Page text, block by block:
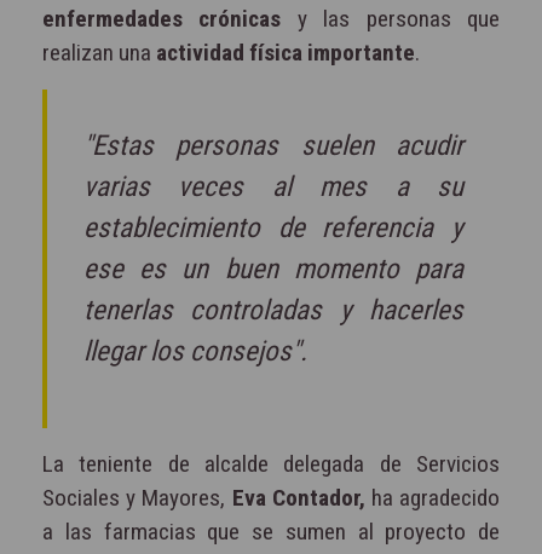
enfermedades crónicas y las personas que
realizan una actividad física importante.
"Estas personas suelen acudir
varias veces al mes a su
establecimiento de referencia y
ese es un buen momento para
tenerlas controladas y hacerles
llegar los consejos".
La teniente de alcalde delegada de Servicios
Sociales y Mayores, Eva Contador, ha agradecido
a las farmacias que se sumen al proyecto de